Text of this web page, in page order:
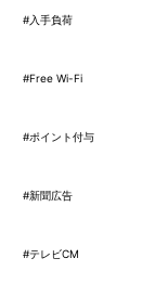
#入手負荷
#Free Wi-Fi
#ポイント付与
#新聞広告
#テレビCM